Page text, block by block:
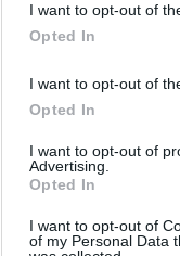
I want to opt-out of
Opted In
I want to opt-out of
Opted In
I want to opt-out of
Advertising.
Opted In
I want to opt-out of
of my Personal Data